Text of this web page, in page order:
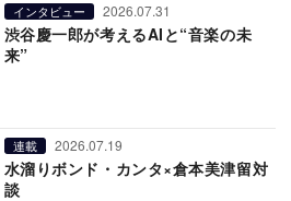
インタビュー 2026.07.31
渋谷慶一郎が考えるAIと“音楽の未
来”
連載 2026.07.19
水溜りボンド・カンタ×倉本美津留対
談